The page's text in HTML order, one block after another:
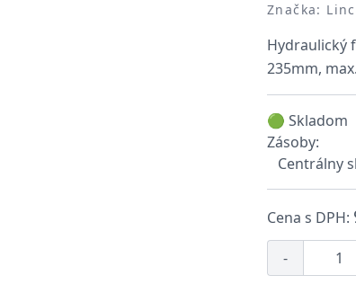
Značka:
Hydraulický
235mm,
🟢 Skladom
Zásoby:
Centrálny
Cena s DPH:
-